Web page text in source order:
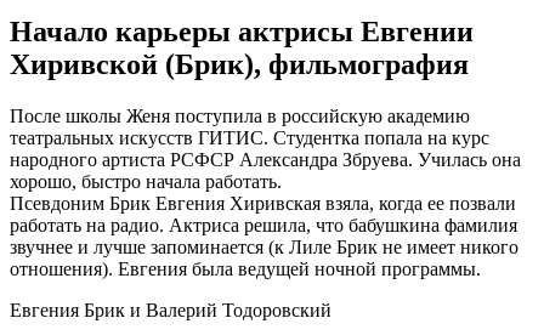
Начало карьеры актрисы Евгении
Хиривской (Брик), фильмография
После школы Женя поступила в российскую академию
театральных искусств ГИТИС. Студентка попала на курс
народного артиста РСФСР Александра Збруева. Училась она
хорошо, быстро начала работать.
Псевдоним Брик Евгения Хиривская взяла, когда ее позвали
работать на радио. Актриса решила, что бабушкина фамилия
звучнее и лучше запоминается (к Лиле Брик не имеет никого
отношения). Евгения была ведущей ночной программы.
Евгения Брик и Валерий Тодоровский